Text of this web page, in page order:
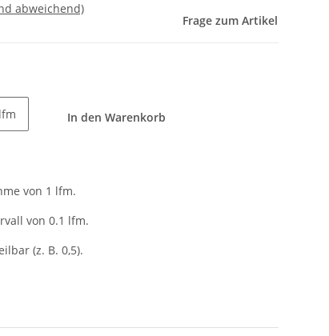
abweichend)
Frage zum Artikel
lfm In den Warenkorb
von 1 lfm.
von 0.1 lfm.
(z. B. 0,5).